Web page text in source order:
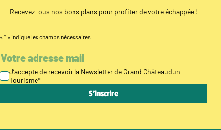
Recevez tous nos bons plans pour profiter de votre échappée !
« * » indique les champs nécessaires
J’accepte de recevoir la Newsletter de Grand Châteaudun
Tourisme*